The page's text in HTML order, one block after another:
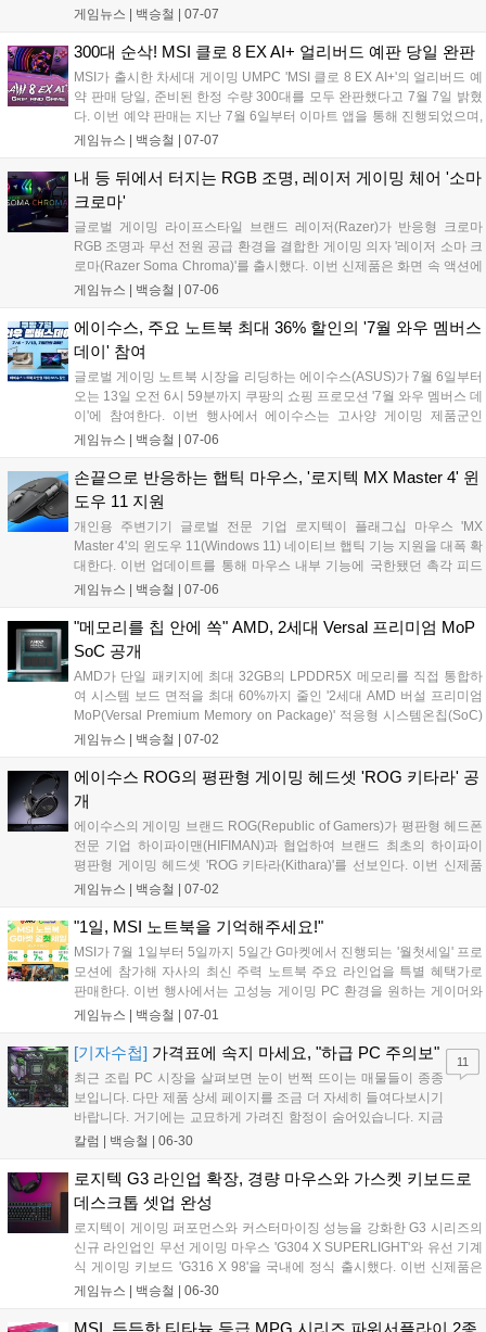
INFINITY'를 100원에 구매할 수 있는 '100원딜' 이벤트를 진행한다. 이번
해 게이머들의 비용 부담을 없앤 것이 특징이다....
게임뉴스 | 백승철 07-07
300대 순삭! MSI 클로 8 EX AI+ 얼리버드 예판 당일 완판
MSI가 출시한 차세대 게이밍 UMPC 'MSI 클로 8 EX AI+'의 얼리버드 예
약 판매 당일, 준비된 한정 수량 300대를 모두 완판했다고 7월 7일 밝혔
다. 이번 예약 판매는 지난 7월 6일부터 이마트 앱을 통해 진행되었으며,
전용 액세서리 혜택이 함께 제공되어 신제품을 기다린 게이머들의 높은
양을 갖춰 휴대용 게임 시장에서 새로운 선택지로 주목받고 있다....
게임뉴스 | 백승철 07-07
내 등 뒤에서 터지는 RGB 조명, 레이저 게이밍 체어 '소마
크로마'
글로벌 게이밍 라이프스타일 브랜드 레이저(Razer)가 반응형 크로마
RGB 조명과 무선 전원 공급 환경을 결합한 게이밍 의자 '레이저 소마 크
로마(Razer Soma Chroma)'를 출시했다. 이번 신제품은 화면 속 액션에
실시간으로 반응하는 조명 기술과 장시간 플레이를 지원하는 인체공학
게임뉴스 | 백승철 07-06
에이수스, 주요 노트북 최대 36% 할인의 '7월 와우 멤버스
데이' 참여
글로벌 게이밍 노트북 시장을 리딩하는 에이수스(ASUS)가 7월 6일부터
오는 13일 오전 6시 59분까지 쿠팡의 쇼핑 프로모션 '7월 와우 멤버스 데
이'에 참여한다. 이번 행사에서 에이수스는 고사양 게이밍 제품군인
ROG 스트릭스 및 TUF 게이밍을 포함한 총 29종의 노트북을 대상으로
게임뉴스 | 백승철 07-06
손끝으로 반응하는 햅틱 마우스, '로지텍 MX Master 4' 윈
도우 11 지원
개인용 주변기기 글로벌 전문 기업 로지텍이 플래그십 마우스 'MX
Master 4'의 윈도우 11(Windows 11) 네이티브 햅틱 기능 지원을 대폭 확
대한다. 이번 업데이트를 통해 마우스 내부 기능에 국한됐던 촉각 피드
백이 운영체제(OS) 전반으로 확장되어, 정밀한 멀티태스킹 작업 및 화면
신 윈도우 11 환경에서 Logi Options+ 소프트웨어를 통해 펌웨어를 업
데이트하면 해당 기능을 바로 사용할 수 있다....
게임뉴스 | 백승철 07-06
"메모리를 칩 안에 쏙" AMD, 2세대 Versal 프리미엄 MoP
SoC 공개
AMD가 단일 패키지에 최대 32GB의 LPDDR5X 메모리를 직접 통합하
여 시스템 보드 면적을 최대 60%까지 줄인 '2세대 AMD 버설 프리미엄
MoP(Versal Premium Memory on Package)' 적응형 시스템온칩(SoC)
을 발표했다. 해당 제품은 최대 307GB/s의 압도적인 전송 대역폭을 확보
이다. 고대역폭과 공간 효율성이 필수적인 피지컬 AI, 네트워킹, 전문가
용 비디오 편집 및 국방 가속 시스템 등 다양한 고성능 컴퓨팅 환경에서
핵심적인 역할을 할 것으로 기대된다....
게임뉴스 | 백승철 07-02
에이수스 ROG의 평판형 게이밍 헤드셋 'ROG 키타라' 공
개
에이수스의 게이밍 브랜드 ROG(Republic of Gamers)가 평판형 헤드폰
전문 기업 하이파이맨(HIFIMAN)과 협업하여 브랜드 최초의 하이파이
평판형 게이밍 헤드셋 'ROG 키타라(Kithara)'를 선보인다. 이번 신제품
은 표면 전체가 움직이는 100mm 평판형 드라이버와 오픈형 구조를 채
드 공간감을 극대화한 것이 특징이다. 또한 광대역 주파수를 지원하는
붐 마이크와 다양한 교체형 플러그를 기본 제공해 PC 및 콘솔 등 여러 플
랫폼에서 정밀한 사운드 플레이와 원활한 팀보이스 환경을 지원한다....
게임뉴스 | 백승철 07-02
"1일, MSI 노트북을 기억해주세요!"
MSI가 7월 1일부터 5일까지 5일간 G마켓에서 진행되는 '월첫세일' 프로
모션에 참가해 자사의 최신 주력 노트북 주요 라인업을 특별 혜택가로
판매한다. 이번 행사에서는 고성능 게이밍 PC 환경을 원하는 게이머와
멀티태스킹 작업이 필요한 사용자를 위해 선택할인, 중복할인, 카드할인
게임 및 전반적인 작업 환경 업그레이드를 고려하는 소비자들에게 합리
적인 선택지가 될 전망이다....
게임뉴스 | 백승철 07-01
[기자수첩] 가격표에 속지 마세요, "하급 PC 주의보"
최근 조립 PC 시장을 살펴보면 눈이 번쩍 뜨이는 매물들이 종종
보입니다. 다만 제품 상세 페이지를 조금 더 자세히 들여다보시기
바랍니다. 거기에는 교묘하게 가려진 함정이 숨어있습니다. 지금
PC 시장은 하급 PC 주의보가 발령됐습니다....
칼럼 | 백승철 06-30
11
로지텍 G3 라인업 확장, 경량 마우스와 가스켓 키보드로
데스크톱 셋업 완성
로지텍이 게이밍 퍼포먼스와 커스터마이징 성능을 강화한 G3 시리즈의
신규 라인업인 무선 게이밍 마우스 'G304 X SUPERLIGHT'와 유선 기계
식 게이밍 키보드 'G316 X 98'을 국내에 정식 출시했다. 이번 신제품은
로지텍 G의 검증된 기술력을 바탕으로 게이머의 정밀한 조작과 민첩한
구축할 수 있도록 설계된 것이 특징이다....
게임뉴스 | 백승철 06-30